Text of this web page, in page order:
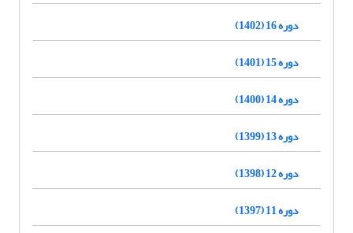
دوره 16 (1402)
دوره 15 (1401)
دوره 14 (1400)
دوره 13 (1399)
دوره 12 (1398)
دوره 11 (1397)